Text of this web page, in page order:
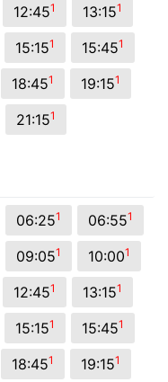
12:451 13:151
15:151 15:451
18:451 19:151
21:151
06:251 06:551
09:051 10:001
12:451 13:151
15:151 15:451
18:451 19:151